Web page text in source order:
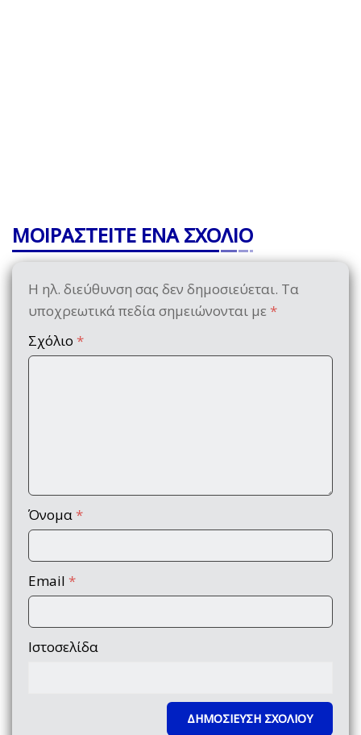
ΜΟΙΡΑΣΤΕΙΤΕ ΕΝΑ ΣΧΟΛΙΟ
Η ηλ. διεύθυνση σας δεν δημοσιεύεται. Τα
υποχρεωτικά πεδία σημειώνονται με *
Σχόλιο *
Όνομα *
Email *
Ιστοσελίδα